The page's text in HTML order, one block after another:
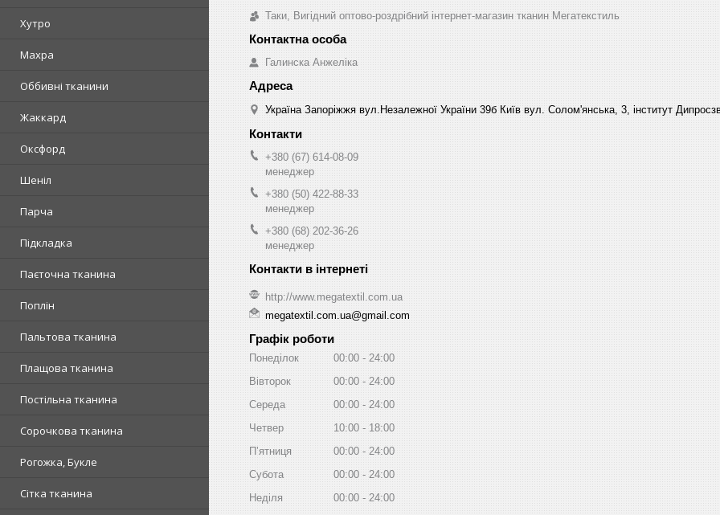
Хутро
Махра
Оббивні тканини
Жаккард
Оксфорд
Шеніл
Парча
Підкладка
Паєточна тканина
Поплін
Пальтова тканина
Плащова тканина
Постільна тканина
Сорочкова тканина
Рогожка, Букле
Сітка тканина
Таки, Вигідний оптово-роздрібний інтернет-магазин тканин Мегатекстиль
Галинска Анжеліка
Україна Запоріжжя вул.Незалежної України 39б Київ вул. Солом'янська, 3, інститут
+380 (67) 614-08-09
менеджер
+380 (50) 422-88-33
менеджер
+380 (68) 202-36-26
менеджер
http://www.megatextil.com.ua
megatextil.com.ua@gmail.com
Графік роботи
Понеділок 00:00
24:00
Вівторок
00:00
24:00
Середа
00:00
24:00
Четвер
10:00
18:00
Пʼятниця
00:00
24:00
Субота
00:00
24:00
Неділя
00:00 24:00